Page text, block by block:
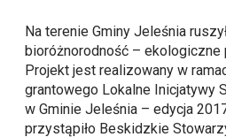
Na terenie Gminy Jeleśnia
bioróżnorodność – ekologiczne
Projekt jest realizowany w
grantowego Lokalne Inicjatywy
w Gminie Jeleśnia – edycja
przystąpiło Beskidzkie